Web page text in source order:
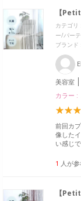
【
カテゴリ
ー/パー
ブランド
美容室
カラー :
前回カ
像した
い感じ
1 人が
【